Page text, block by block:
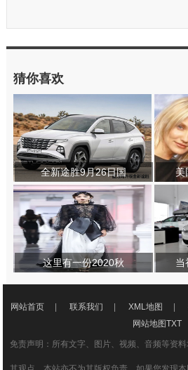
猜你喜欢
全新途胜9月26日国 美
这里有一份2020秋 当
网站首页 | 联系我们 | XML地图 |
网站地图TXT
免责声明：所有文字、图片、视频、音频等资